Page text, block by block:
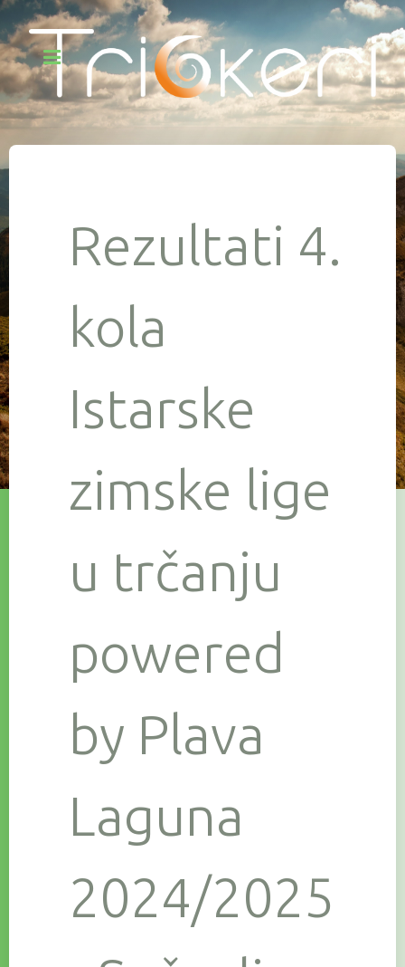
Rezultati 4.
kola
Istarske
zimske lige
u trčanju
powered
by Plava
Laguna
2024/2025